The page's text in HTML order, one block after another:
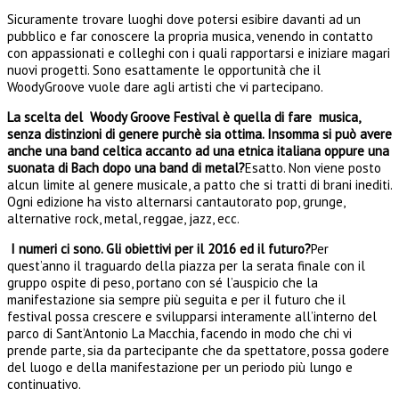
Sicuramente trovare luoghi dove potersi esibire davanti ad un
pubblico e far conoscere la propria musica, venendo in contatto
con appassionati e colleghi con i quali rapportarsi e iniziare magari
nuovi progetti. Sono esattamente le opportunità che il
WoodyGroove vuole dare agli artisti che vi partecipano.
La scelta del Woody Groove Festival è quella di fare musica,
senza distinzioni di genere purchè sia ottima. Insomma si può avere
anche una band celtica accanto ad una etnica italiana oppure una
suonata di Bach dopo una band di metal?Esatto. Non viene posto
alcun limite al genere musicale, a patto che si tratti di brani inediti.
Ogni edizione ha visto alternarsi cantautorato pop, grunge,
alternative rock, metal, reggae, jazz, ecc.
I numeri ci sono. Gli obiettivi per il 2016 ed il futuro?Per
quest’anno il traguardo della piazza per la serata finale con il
gruppo ospite di peso, portano con sé l’auspicio che la
manifestazione sia sempre più seguita e per il futuro che il
festival possa crescere e svilupparsi interamente all’interno del
parco di Sant’Antonio La Macchia, facendo in modo che chi vi
prende parte, sia da partecipante che da spettatore, possa godere
del luogo e della manifestazione per un periodo più lungo e
continuativo.